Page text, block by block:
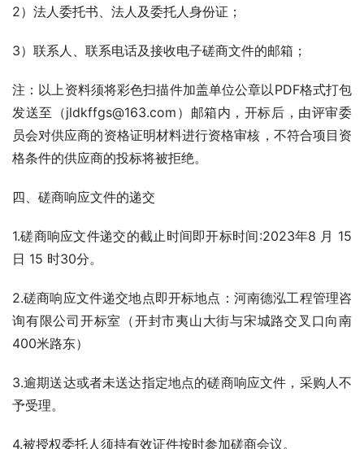
2）法人委托书、法人及委托人身份证；
3）联系人、联系电话及接收电子磋商文件的邮箱；
注：以上资料须将彩色扫描件加盖单位公章以PDF格式打包
发送至（jldkffgs@163.com）邮箱内，开标后，由评审委
员会对供应商的资格证明材料进行资格审核，不符合项目资
格条件的供应商的投标将被拒绝。
四、磋商响应文件的递交
1.磋商响应文件递交的截止时间即开标时间:2023年8 月 15
日 15 时30分。
2.磋商响应文件递交地点即开标地点：河南德泓工程管理咨
询有限公司开标室（开封市夷山大街与宋城路交叉口向南
400米路东）
3.逾期送达或者未送达指定地点的磋商响应文件，采购人不
予受理。
4.被授权委托人须持有效证件按时参加磋商会议。